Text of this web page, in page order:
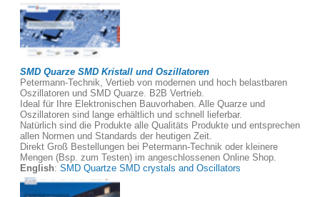
SMD Quarze SMD Kristall und Oszillatoren
Petermann-Technik, Vertieb von modernen und hoch belastbaren
Oszillatoren und SMD Quarze. B2B Vertrieb.
Ideal für Ihre Elektronischen Bauvorhaben. Alle Quarze und
Oszillatoren sind lange erhältlich und schnell lieferbar.
Natürlich sind die Produkte alle Qualitäts Produkte und entsprechen
allen Normen und Standards der heutigen Zeit.
Direkt Groß Bestellungen bei Petermann-Technik oder kleinere
Mengen (Bsp. zum Testen) im angeschlossenen Online Shop.
English: SMD Quartze SMD crystals and Oscillators